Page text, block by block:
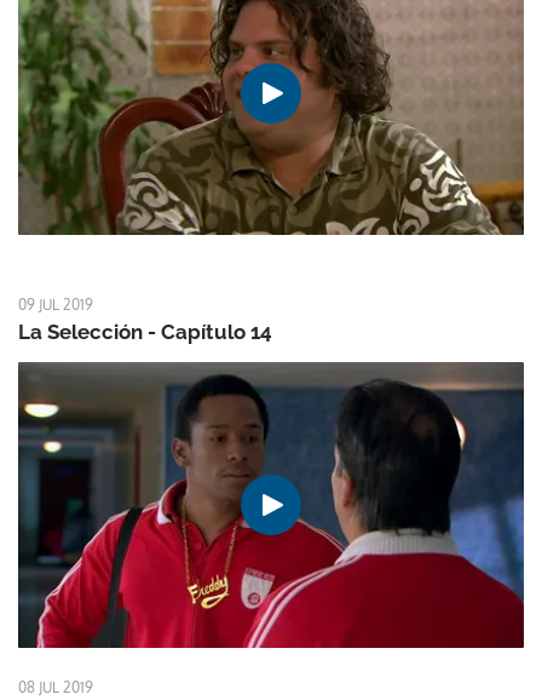
09 JUL 2019
La Selección - Capítulo 14
08 JUL 2019